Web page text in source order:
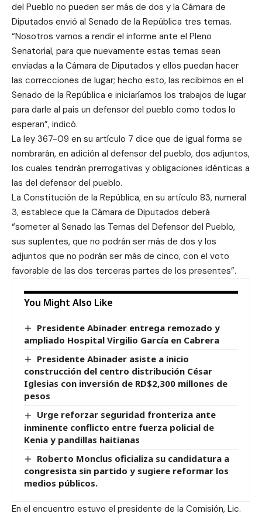
del Pueblo no pueden ser más de dos y la Cámara de
Diputados envió al Senado de la República tres ternas.
“Nosotros vamos a rendir el informe ante el Pleno
Senatorial, para que nuevamente estas ternas sean
enviadas a la Cámara de Diputados y ellos puedan hacer
las correcciones de lugar; hecho esto, las recibimos en el
Senado de la República e iniciaríamos los trabajos de lugar
para darle al país un defensor del pueblo como todos lo
esperan”, indicó.
La ley 367-09 en su artículo 7 dice que de igual forma se
nombrarán, en adición al defensor del pueblo, dos adjuntos,
los cuales tendrán prerrogativas y obligaciones idénticas a
las del defensor del pueblo.
La Constitución de la República, en su artículo 83, numeral
3, establece que la Cámara de Diputados deberá
“someter al Senado las Ternas del Defensor del Pueblo,
sus suplentes, que no podrán ser más de dos y los
adjuntos que no podrán ser más de cinco, con el voto
favorable de las dos terceras partes de los presentes”.
You Might Also Like
Presidente Abinader entrega remozado y
ampliado Hospital Virgilio García en Cabrera
Presidente Abinader asiste a inicio
construcción del centro distribución César
Iglesias con inversión de RD$2,300 millones de
pesos
Urge reforzar seguridad fronteriza ante
inminente conflicto entre fuerza policial de
Kenia y pandillas haitianas
Roberto Monclus oficializa su candidatura a
congresista sin partido y sugiere reformar los
medios públicos.
En el encuentro estuvo el presidente de la Comisión, Lic.